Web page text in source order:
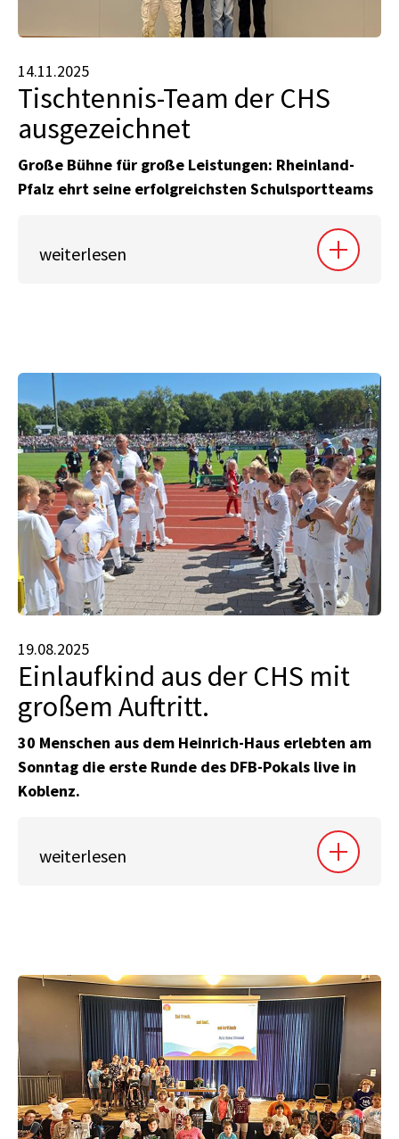
14.11.2025
Tischtennis-Team der CHS
ausgezeichnet
Große Bühne für große Leistungen: Rheinland-
Pfalz ehrt seine erfolgreichsten Schulsportteams
weiterlesen
19.08.2025
Einlaufkind aus der CHS mit
großem Auftritt.
30 Menschen aus dem Heinrich-Haus erlebten am
Sonntag die erste Runde des DFB-Pokals live in
Koblenz.
weiterlesen